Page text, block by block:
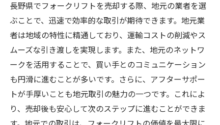
長野県でフォークリフトを売却する際、地元の業者を選
ぶことで、迅速で効率的な取引が期待できます。地元業
者は地域の特性に精通しており、運輸コストの削減やス
ムーズな引き渡しを実現します。また、地元のネットワ
ークを活用することで、買い手とのコミュニケーション
も円滑に進むことが多いです。さらに、アフターサポー
トが手厚いことも地元取引の魅力の一つです。これによ
り、売却後も安心して次のステップに進むことができま